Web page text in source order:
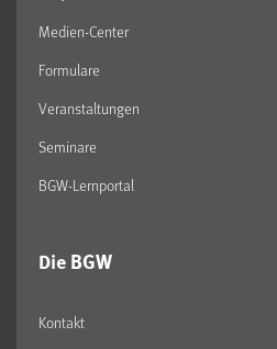
Medien-Center
Formulare
Veranstaltungen
Seminare
BGW-Lernportal
Die BGW
Kontakt